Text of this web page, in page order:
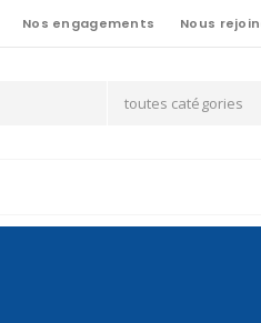
Nos engagements Nous
toutes catégories